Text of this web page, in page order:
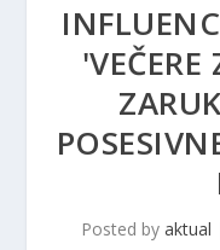
Posted by aktual